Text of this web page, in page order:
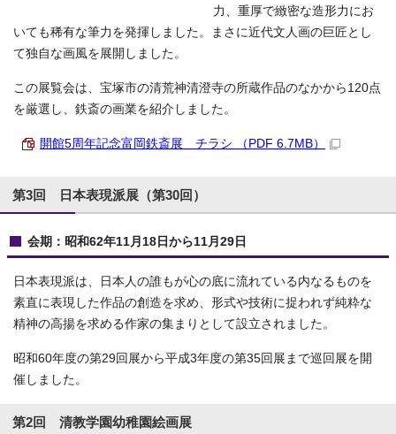
力、重厚で緻密な造形力にお
いても稀有な筆力を発揮しました。まさに近代文人画の巨匠とし
て独自な画風を展開しました。
この展覧会は、宝塚市の清荒神清澄寺の所蔵作品のなかから120点
を厳選し、鉄斎の画業を紹介しました。
開館5周年記念富岡鉄斎展 チラシ （PDF 6.7MB）
第3回 日本表現派展（第30回）
会期：昭和62年11月18日から11月29日
日本表現派は、日本人の誰もが心の底に流れている内なるものを
素直に表現した作品の創造を求め、形式や技術に捉われず純粋な
精神の高揚を求める作家の集まりとして設立されました。
昭和60年度の第29回展から平成3年度の第35回展まで巡回展を開
催しました。
第2回 清教学園幼稚園絵画展